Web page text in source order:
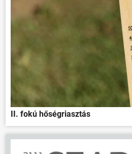
II. fokú hőségriasztás